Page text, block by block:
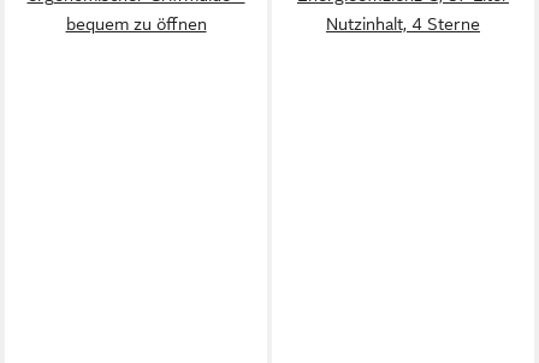
bequem zu öffnen
Nutzinhalt, 4 Sterne